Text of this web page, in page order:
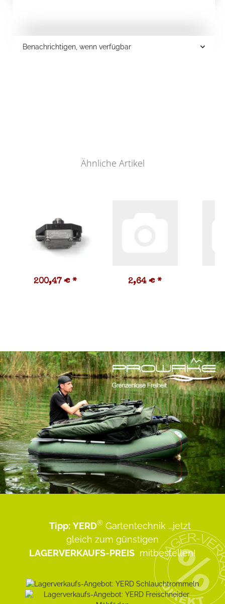
Benachrichtigen, wenn verfügbar
Ähnliche Artikel
200,47 € * 2,64 € *
Tipp: YERD® Gartentechnik ...jetzt
gleich zum günstigen
LAGERVERKAUFS-PREIS mitbestellen!